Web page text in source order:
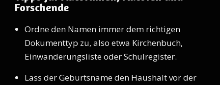
Forschende
Ordne den Namen immer dem richtigen
Dokumenttyp zu, also etwa Kirchenbuch,
Einwanderungsliste oder Schulregister.
Lass der Geburtsname den Haushalt vor der